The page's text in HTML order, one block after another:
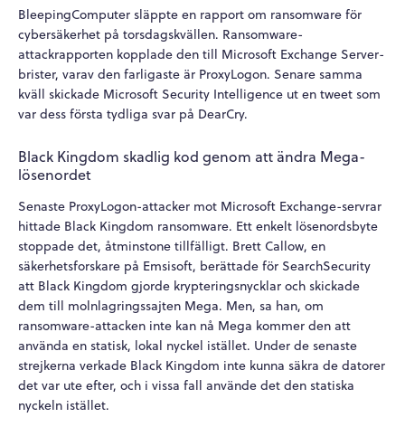
BleepingComputer släppte en rapport om ransomware för
cybersäkerhet på torsdagskvällen. Ransomware-
attackrapporten kopplade den till Microsoft Exchange Server-
brister, varav den farligaste är ProxyLogon. Senare samma
kväll skickade Microsoft Security Intelligence ut en tweet som
var dess första tydliga svar på DearCry.
Black Kingdom skadlig kod genom att ändra Mega-
lösenordet
Senaste ProxyLogon-attacker mot Microsoft Exchange-servrar
hittade Black Kingdom ransomware. Ett enkelt lösenordsbyte
stoppade det, åtminstone tillfälligt. Brett Callow, en
säkerhetsforskare på Emsisoft, berättade för SearchSecurity
att Black Kingdom gjorde krypteringsnycklar och skickade
dem till molnlagringssajten Mega. Men, sa han, om
ransomware-attacken inte kan nå Mega kommer den att
använda en statisk, lokal nyckel istället. Under de senaste
strejkerna verkade Black Kingdom inte kunna säkra de datorer
det var ute efter, och i vissa fall använde det den statiska
nyckeln istället.